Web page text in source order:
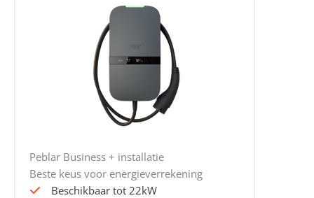
Peblar Business + installatie
Beste keus voor energieverrekening
Beschikbaar tot 22kW